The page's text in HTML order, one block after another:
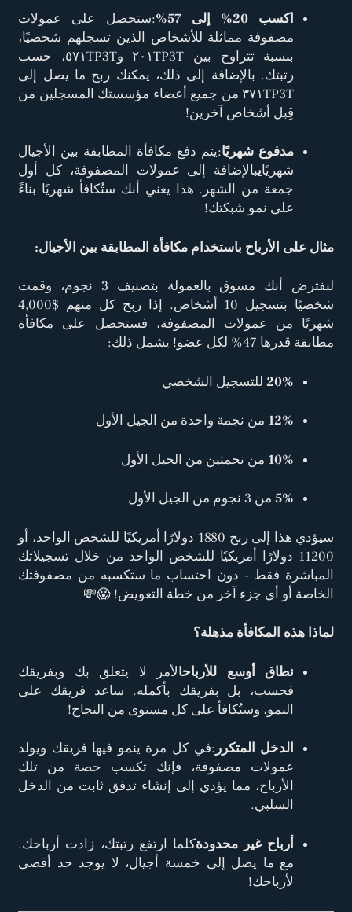
اكسب 20% إلى 57%
:ستحصل على عمولات
مصفوفة مماثلة للأشخاص الذين تسجلهم شخصيًا،
بنسبة تتراوح بين ٢٠١TP3T و٥٧١TP3T، حسب
رتبتك. بالإضافة إلى ذلك، يمكنك ربح ما يصل إلى
٣٧١TP3T من جميع أعضاء مؤسستك المسجلين من
قِبل أشخاص آخرين!
مدفوع شهريًا:يتم دفع مكافأة المطابقة بين الأجيال
شهريًايبالإضافة إلى عمولات المصفوفة، كل أول
جمعة من الشهر. هذا يعني أنك ستُكافأ شهريًا بناءً
على نمو شبكتك!
مثال على الأرباح باستخدام مكافأة المطابقة بين الأجيال:
لنفترض أنك مسوق بالعمولة بتصنيف 3 نجوم، وقمت
شخصيًا بتسجيل 10 أشخاص. إذا ربح كل منهم $4,000
شهريًا من عمولات المصفوفة، فستحصل على مكافأة
مطابقة قدرها 47% لكل عضو! يشمل ذلك:
20%للتسجيل الشخصي
12% من نجمة واحدة من الجيل الأول
10% من نجمتين من الجيل الأول
5%من 3 نجوم من الجيل الأول
سيؤدي هذا إلى ربح 1880 دولارًا أمريكيًا للشخص الواحد، أو
11200 دولارًا أمريكيًا للشخص الواحد من خلال تسجيلاتك
المباشرة فقط - دون احتساب ما ستكسبه من مصفوفتك
الخاصة أو أي جزء آخر من خطة التعويض! 😱💸
لماذا هذه المكافأة مذهلة؟
نطاق أوسع للأرباحالأمر لا يتعلق بك وبفريقك
فحسب، بل بفريقك بأكمله. ساعد فريقك على
النمو، وستُكافأ على كل مستوى من النجاح!
الدخل المتكرر :في كل مرة ينمو فيها فريقك ويولد
عمولات مصفوفة، فإنك تكسب حصة من تلك
الأرباح، مما يؤدي إلى إنشاء تدفق ثابت من الدخل
السلبي.
أرباح غير محدودةكلما ارتفع رتبتك، زادت أرباحك.
مع ما يصل إلى خمسة أجيال، لا يوجد حد أقصى
لأرباحك!